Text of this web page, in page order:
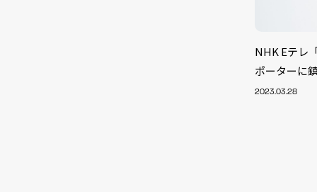
NHK Eテレ
ポーターに
2023.03.28